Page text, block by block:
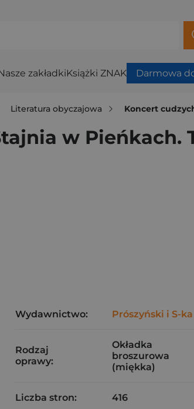
zakładkiKsiążki ZNAK Darmowa
Literatura obyczajowa Koncert
w Pieńkach.
Wydawnictwo: Prószyński i S-ka
Rodzaj
oprawy:
Okładka
broszurowa
(miękka)
Liczba stron: 416